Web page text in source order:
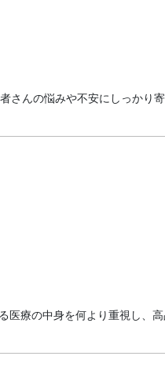
さんの悩みや不安にしっかり
療の中身を何より重視し、